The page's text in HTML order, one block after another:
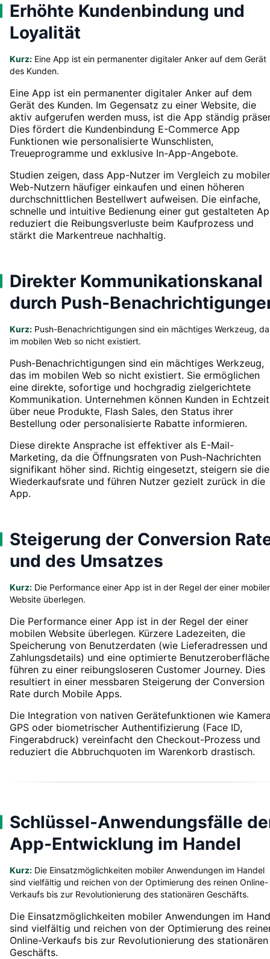
Erhöhte Kundenbindung und
Loyalität
Kurz: Eine App ist ein permanenter digitaler Anker auf dem Gerät
des Kunden.
Eine App ist ein permanenter digitaler Anker auf dem
Gerät des Kunden. Im Gegensatz zu einer Website, die
aktiv aufgerufen werden muss, ist die App ständig
Dies fördert die Kundenbindung E-Commerce App
Funktionen wie personalisierte Wunschlisten,
Treueprogramme und exklusive In-App-Angebote.
Studien zeigen, dass App-Nutzer im Vergleich zu
Web-Nutzern häufiger einkaufen und einen höheren
durchschnittlichen Bestellwert aufweisen. Die einfache,
schnelle und intuitive Bedienung einer gut gestalteten
reduziert die Reibungsverluste beim Kaufprozess und
stärkt die Markentreue nachhaltig.
Direkter Kommunikationskanal
durch Push-
Kurz: Push-Benachrichtigungen sind ein mächtiges Werkzeug,
im mobilen Web so nicht existiert.
Push-Benachrichtigungen sind ein mächtiges Werkzeug,
das im mobilen Web so nicht existiert. Sie ermöglichen
eine direkte, sofortige und hochgradig zielgerichtete
Kommunikation. Unternehmen können Kunden in Echtzeit
über neue Produkte, Flash Sales, den Status ihrer
Bestellung oder personalisierte Rabatte informieren.
Diese direkte Ansprache ist effektiver als E-Mail-
Marketing, da die Öffnungsraten von Push-Nachrichten
signifikant höher sind. Richtig eingesetzt, steigern sie die
Wiederkaufsrate und führen Nutzer gezielt zurück in die
App.
Steigerung der Conversion
und des Umsatzes
Kurz: Die Performance einer App ist in der Regel der einer
Website überlegen.
Die Performance einer App ist in der Regel der einer
mobilen Website überlegen. Kürzere Ladezeiten, die
Speicherung von Benutzerdaten (wie Lieferadressen und
Zahlungsdetails) und eine optimierte Benutzeroberfläche
führen zu einer reibungsloseren Customer Journey. Dies
resultiert in einer messbaren Steigerung der Conversion
Rate durch Mobile Apps.
Die Integration von nativen Gerätefunktionen wie
GPS oder biometrischer Authentifizierung (Face ID,
Fingerabdruck) vereinfacht den Checkout-Prozess und
reduziert die Abbruchquoten im Warenkorb drastisch.
Schlüssel-Anwendungsfälle
App-Entwicklung im Handel
Kurz: Die Einsatzmöglichkeiten mobiler Anwendungen im Handel
sind vielfältig und reichen von der Optimierung des reinen Online-
Verkaufs bis zur Revolutionierung des stationären Geschäfts.
Die Einsatzmöglichkeiten mobiler Anwendungen im
sind vielfältig und reichen von der Optimierung des
Online-Verkaufs bis zur Revolutionierung des stationären
Geschäfts.